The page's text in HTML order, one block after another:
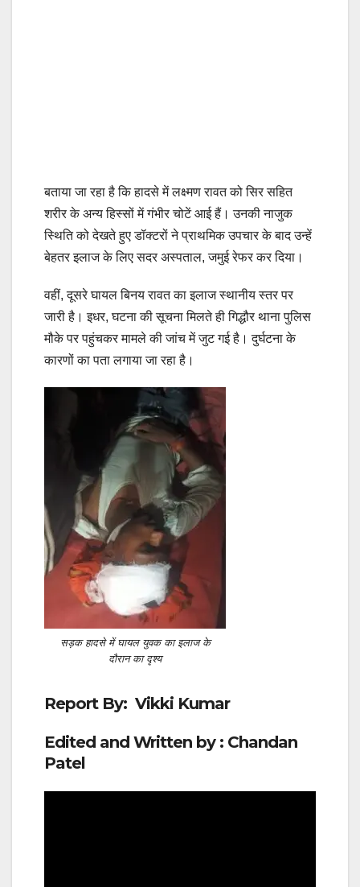
बताया जा रहा है कि हादसे में लक्ष्मण रावत को सिर सहित
शरीर के अन्य हिस्सों में गंभीर चोटें आई हैं। उनकी नाजुक
स्थिति को देखते हुए डॉक्टरों ने प्राथमिक उपचार के बाद उन्हें
बेहतर इलाज के लिए सदर अस्पताल, जमुई रेफर कर दिया।
वहीं, दूसरे घायल बिनय रावत का इलाज स्थानीय स्तर पर
जारी है। इधर, घटना की सूचना मिलते ही गिद्धौर थाना पुलिस
मौके पर पहुंचकर मामले की जांच में जुट गई है। दुर्घटना के
कारणों का पता लगाया जा रहा है।
सड़क हादसे में घायल युवक का इलाज के
दौरान का दृश्य
Report By: Vikki Kumar
Edited and Written by : Chandan
Patel